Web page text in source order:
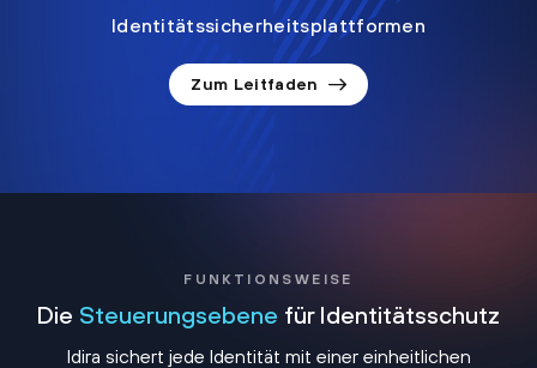
Identitätssicherheitsplattformen
Zum Leitfaden
FUNKTIONSWEISE
Die Steuerungsebene für Identitätsschutz
Idira sichert jede Identität mit einer einheitlichen